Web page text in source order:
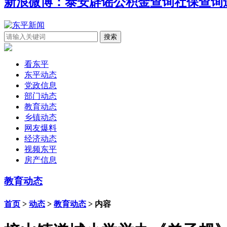
看东平
东平动态
党政信息
部门动态
教育动态
乡镇动态
网友爆料
经济动态
视频东平
房产信息
教育动态
首页 > 动态 > 教育动态 > 内容